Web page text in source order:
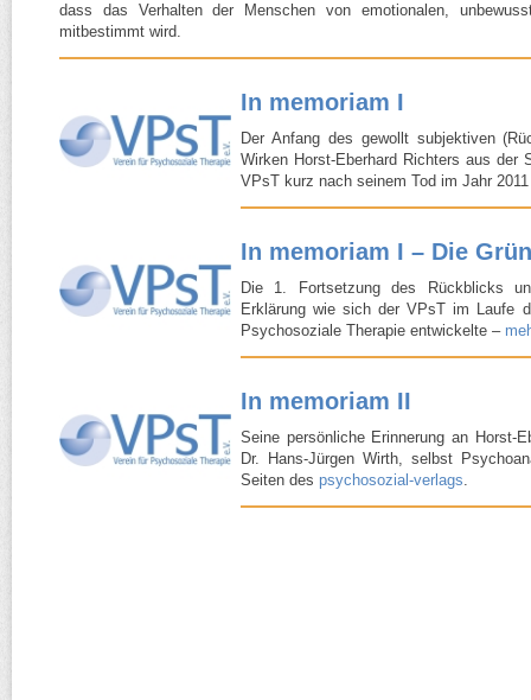
dass das Verhalten der Menschen von emotionalen,
mitbestimmt wird.
In memoriam I
Der Anfang des gewollt subjektiven
Wirken Horst-​Eberhard Richters aus der
VPsT kurz nach seinem Tod im Jahr
In memoriam I – Die
Die 1. Fortsetzung des Rückblicks
Erklärung wie sich der VPsT im Laufe
Psychosoziale Therapie entwickelte –
In memoriam II
Seine persönliche Erinnerung an Horst-​
Dr. Hans-​Jürgen Wirth, selbst
Seiten des psychosozial-​verlags.